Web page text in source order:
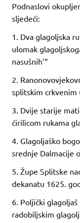
Podnaslovi
sljedeći:
1. Dva glagoljska
ulomak
nasušnihʼ“
2.
splitskim crkvenim
3. Dvije starije
ćirilicom rukama
4. Glagoljaško
srednje Dalmacije
5. Župe Splitske
dekanatu 1625.
6. Poljički
radobiljskim